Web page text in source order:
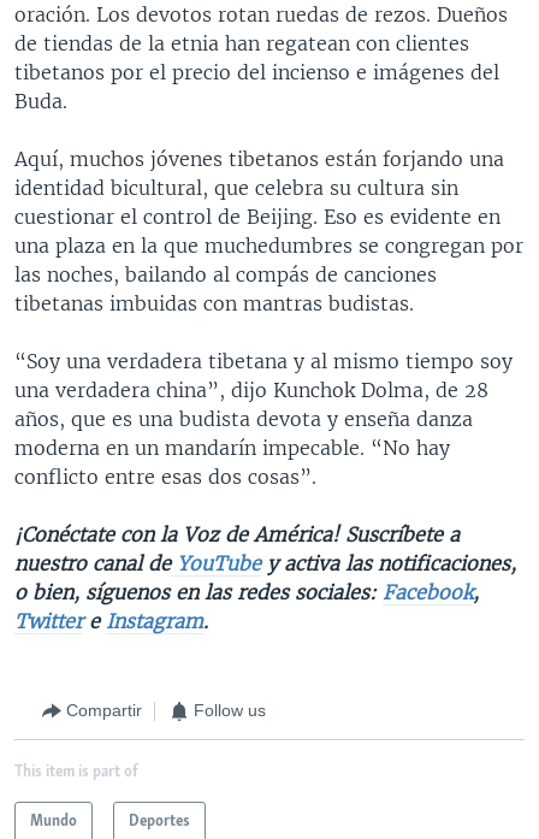
oración. Los devotos rotan ruedas de rezos. Dueños
de tiendas de la etnia han regatean con clientes
tibetanos por el precio del incienso e imágenes del
Buda.
Aquí, muchos jóvenes tibetanos están forjando una
identidad bicultural, que celebra su cultura sin
cuestionar el control de Beijing. Eso es evidente en
una plaza en la que muchedumbres se congregan por
las noches, bailando al compás de canciones
tibetanas imbuidas con mantras budistas.
“Soy una verdadera tibetana y al mismo tiempo soy
una verdadera china”, dijo Kunchok Dolma, de 28
años, que es una budista devota y enseña danza
moderna en un mandarín impecable. “No hay
conflicto entre esas dos cosas”.
¡Conéctate con la Voz de América! Suscríbete a
nuestro canal deYouTubey activa las notificaciones,
o bien, síguenos en las redes sociales: Facebook,
Twittere Instagram.
Compartir Follow us
This item is part of
Mundo Deportes